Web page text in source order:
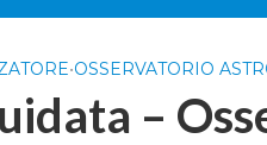
•OSSERVATORIO
–